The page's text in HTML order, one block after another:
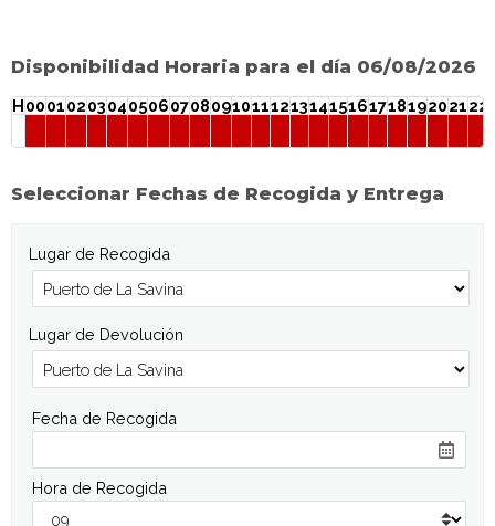
Disponibilidad Horaria para el día 06/08/2026
H0001020304050607080910111213141516171819202122
Seleccionar Fechas de Recogida y Entrega
Lugar de Recogida
Lugar de Devolución
Fecha de Recogida
Hora de Recogida